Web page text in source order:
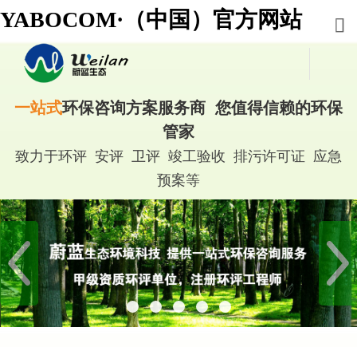
YABOCOM·（中国）官方网站
一站式环保咨询方案服务商 您值得信赖的环保
管家
致力于环评 安评 卫评 竣工验收 排污许可证 应急
预案等